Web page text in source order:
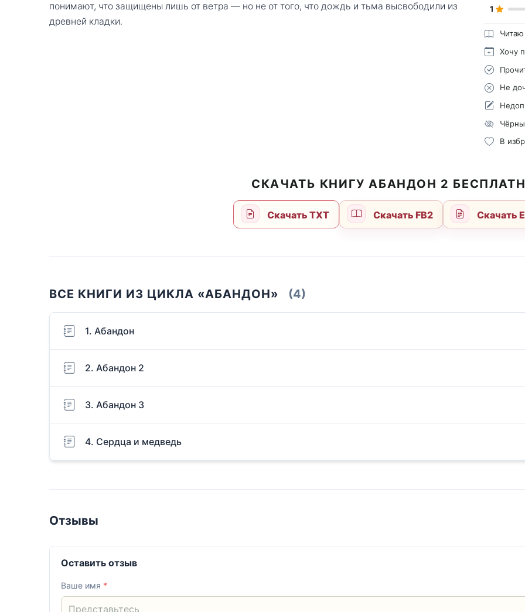
понимают, что защищены лишь от ветра — но не от того, что дождь и тьма высвободили из
древней кладки.
1
Читаю
Хочу
Не
В
СКАЧАТЬ КНИГУ АБАНДОН 2
Скачать TXT Скачать FB2 Скачать
ВСЕ КНИГИ ИЗ ЦИКЛА «АБАНДОН» (4)
1. Абандон
2. Абандон 2
3. Абандон 3
4. Сердца и медведь
Отзывы
Оставить отзыв
Ваше имя *